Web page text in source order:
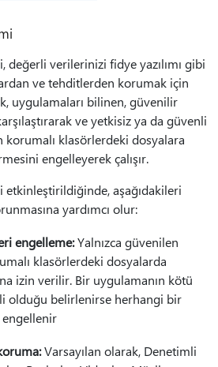
verilerinizi fidye yazılımı gibi
ve tehditlerden korumak için
uygulamaları bilinen, güvenilir
ve yetkisiz ya da güvenli
korumalı klasörlerdeki dosyalara
engelleyerek çalışır.
aşağıdakileri
yardımcı olur:
engelleme:Yalnızca güvenilen
klasörlerdeki dosyalarda
izin verilir. Bir uygulamanın kötü
olduğu belirlenirse herhangi bir
engellenir
Varsayılan olarak, Denetimli